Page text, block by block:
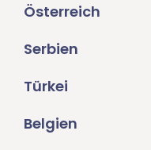
Österreich
Serbien
Türkei
Belgien